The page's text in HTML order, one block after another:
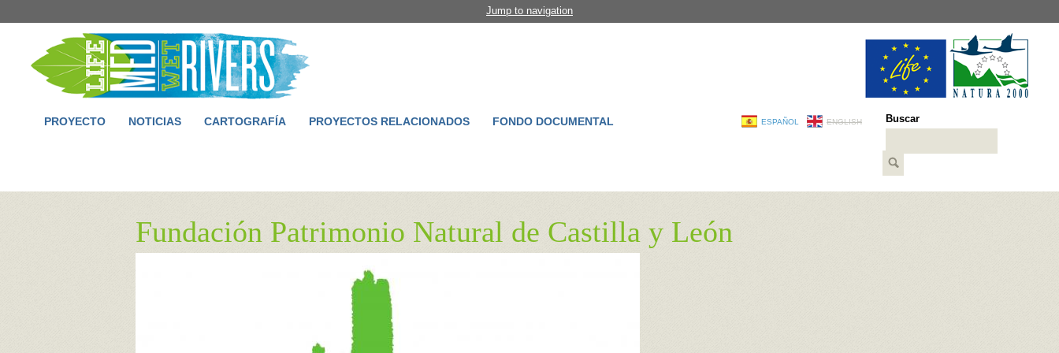
Jump to navigation
PROYECTO NOTICIAS CARTOGRAFÍA PROYECTOS RELACIONADOS FONDO DOCUMENTAL Buscar
ESPAÑOL ENGLISH
Fundación Patrimonio Natural de Castilla y León